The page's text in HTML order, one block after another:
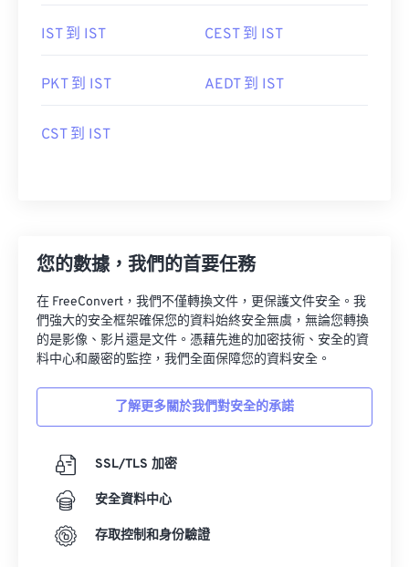
IST 到 IST CEST 到 IST
PKT 到 IST AEDT 到 IST
CST 到 IST
您的數據，我們的首要任務
在 FreeConvert，我們不僅轉換文件，更保護文件安全。我
們強大的安全框架確保您的資料始終安全無虞，無論您轉換
的是影像、影片還是文件。憑藉先進的加密技術、安全的資
料中心和嚴密的監控，我們全面保障您的資料安全。
了解更多關於我們對安全的承諾
SSL/TLS 加密
安全資料中心
存取控制和身份驗證